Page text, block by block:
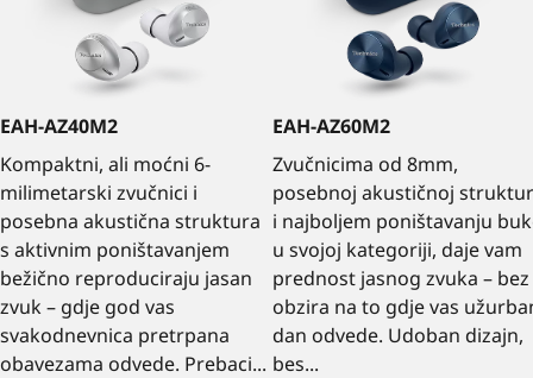
EAH-AZ40M2
Kompaktni, ali moćni 6-
milimetarski zvučnici i
posebna akustična struktura
s aktivnim poništavanjem
bežično reproduciraju jasan
zvuk – gdje god vas
svakodnevnica pretrpana
obavezama odvede. Prebaci...
EAH-AZ60M2
Zvučnicima od 8mm,
posebnoj akustičnoj
i najboljem poništavanju
u svojoj kategoriji, daje vam
prednost jasnog zvuka – bez
obzira na to gdje vas
dan odvede. Udoban dizajn,
bes...